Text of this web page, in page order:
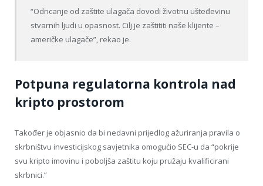
“Odricanje od zaštite ulagača dovodi životnu ušteđevinu
stvarnih ljudi u opasnost. Cilj je zaštititi naše klijente –
američke ulagače”, rekao je.
Potpuna regulatorna kontrola nad
kripto prostorom
Također je objasnio da bi nedavni prijedlog ažuriranja pravila o
skrbništvu investicijskog savjetnika omogućio SEC-u da “pokrije
svu kripto imovinu i poboljša zaštitu koju pružaju kvalificirani
skrbnici.”